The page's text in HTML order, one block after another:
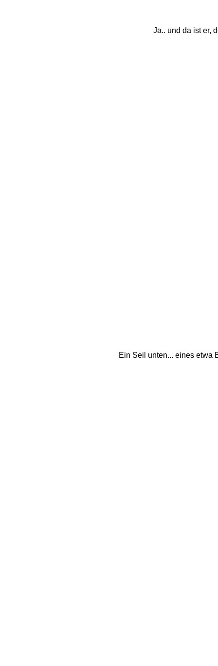
Ja.. und da ist er,
Ein Seil unten... eines etwa